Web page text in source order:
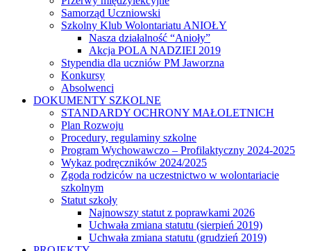
Samorząd Uczniowski
Szkolny Klub Wolontariatu ANIOŁY
Nasza działalność “Anioły”
Akcja POLA NADZIEI 2019
Stypendia dla uczniów PM Jaworzna
Konkursy
Absolwenci
DOKUMENTY SZKOLNE
STANDARDY OCHRONY MAŁOLETNICH
Plan Rozwoju
Procedury, regulaminy szkolne
Program Wychowawczo – Profilaktyczny 2024-2025
Wykaz podręczników 2024/2025
Zgoda rodziców na uczestnictwo w wolontariacie
szkolnym
Statut szkoły
Najnowszy statut z poprawkami 2026
Uchwała zmiana statutu (sierpień 2019)
Uchwała zmiana statutu (grudzień 2019)